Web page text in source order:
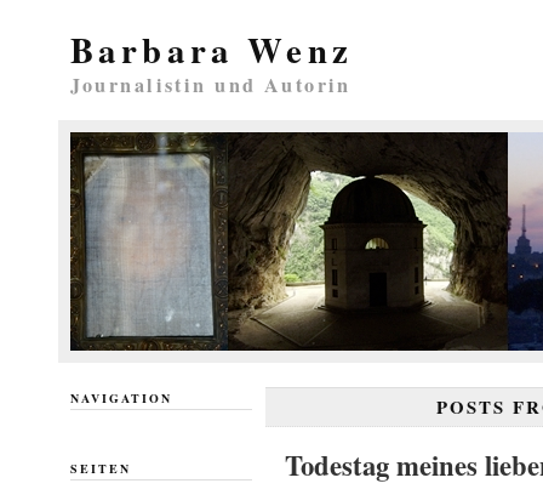
Barbara Wenz
Journalistin und Autorin
POSTS
Todestag meines
NAVIGATION
SEITEN